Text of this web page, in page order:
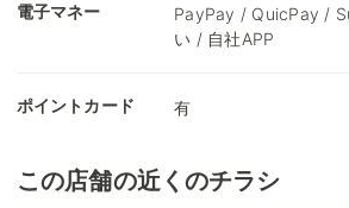
電子マネー
PayPay / QuicPay /
い / 自社APP
ポイントカード 有
この店舗の近くのチラシ